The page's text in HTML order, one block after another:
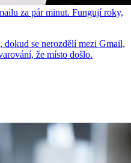
za pár minut. Fungují roky,
dokud se nerozdělí mezi Gmail,
že místo došlo.